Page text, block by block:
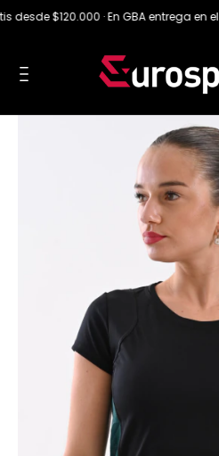
$120.000 · En GBA entrega en el día